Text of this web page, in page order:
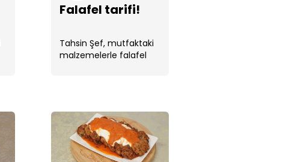
Falafel tarifi!
Tahsin Şef, mutfaktaki
malzemelerle falafel